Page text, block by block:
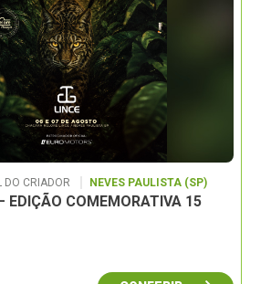
DO CRIADOR NEVES PAULISTA (SP)
EDIÇÃO COMEMORATIVA 15